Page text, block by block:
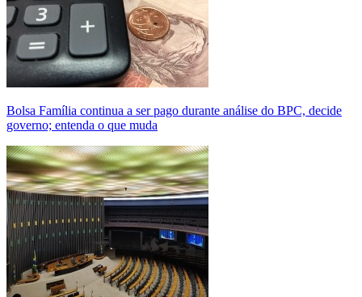
Bolsa Família continua a ser pago durante análise do BPC, decide
governo; entenda o que muda